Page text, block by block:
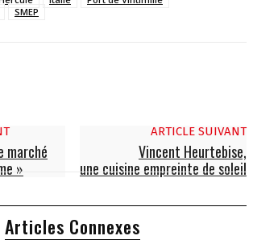
SMEP
marché
»
ARTICLE SUIVANT
Vincent Heurtebise,
une cuisine empreinte de soleil
Articles Connexes